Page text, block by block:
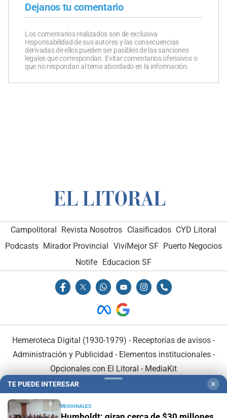
Dejanos tu comentario
Los comentarios realizados son de exclusiva
responsabilidad de sus autores y las consecuencias
derivadas de ellos pueden ser pasibles de las sanciones
legales que correspondan. Evitar comentarios ofensivos o
que no respondan al tema abordado en la información.
Campolitoral Revista Nosotros Clasificados CYD Litoral
Podcasts Mirador Provincial VivíMejor SF Puerto Negocios
Notife
Educacion SF
Hemeroteca Digital (1930-1979) - Receptorías de avisos -
Administración y Publicidad - Elementos institucionales-
Opcionales con El Litoral - MediaKit
TE PUEDE INTERESAR ✕
REGIONALES